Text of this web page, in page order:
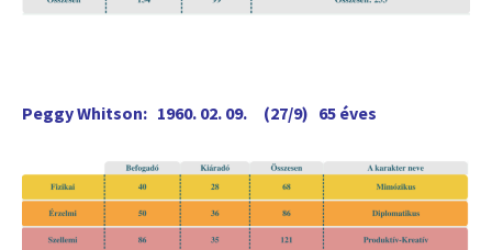
Peggy Whitson: 1960. 02. 09. (27/9) 65 éves